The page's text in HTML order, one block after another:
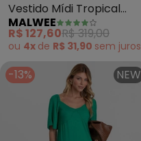
Vestido Mídi Tropical
(Verde Escuro)
MALWEE
R$ 127,60R$ 319,00
ou 4x de R$ 31,90 sem juros
-13% NEW